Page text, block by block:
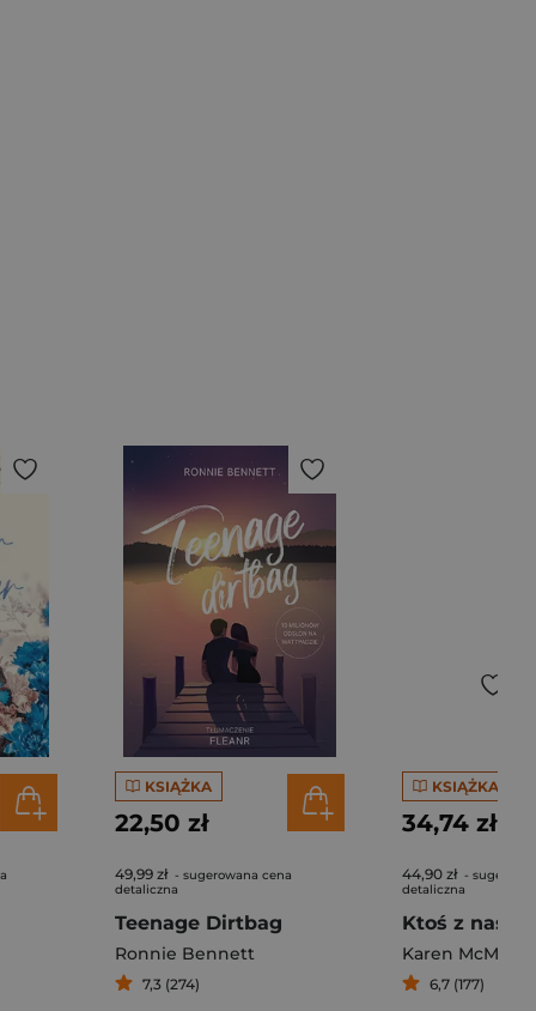
KSIĄŻKA
22,50 zł
49,99 zł - sugerowana cena
detaliczna
Teenage Dirtbag
Ronnie Bennett
7,3 (274)
KSIĄŻKA
34,74 zł
44,90 zł -
detaliczna
Karen
6,7 (177)